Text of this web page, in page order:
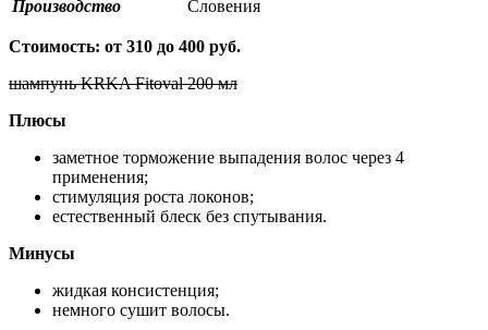
Производство Словения
Стоимость: от 310 до 400 руб.
шампунь KRKA Fitoval 200 мл
Плюсы
заметное торможение выпадения волос через 4
применения;
стимуляция роста локонов;
естественный блеск без спутывания.
Минусы
жидкая консистенция;
немного сушит волосы.